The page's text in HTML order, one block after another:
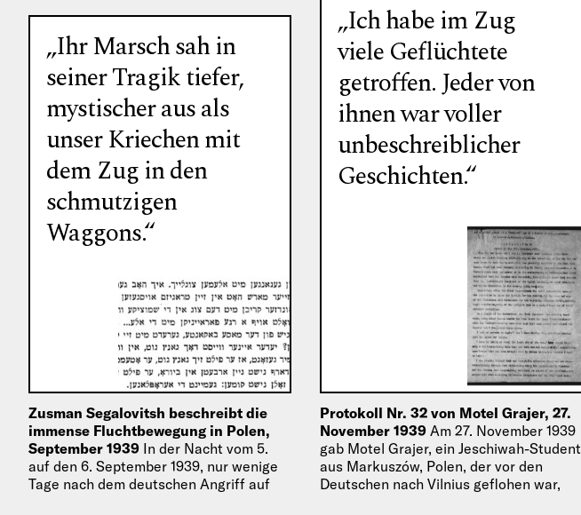
„Ihr Marsch sah in
seiner Tragik tiefer,
mystischer aus als
unser Kriechen mit
dem Zug in den
schmutzigen
Waggons.“
Zusman Segalovitsh beschreibt die
immense Fluchtbewegung in Polen,
September 1939 In der Nacht vom 5.
auf den 6. September 1939, nur wenige
Tage nach dem deutschen Angriff auf
„Ich habe im Zug
viele Geflüchtete
getroffen. Jeder von
ihnen war voller
unbeschreiblicher
Geschichten.“
Protokoll Nr. 32 von Motel Grajer, 27.
November 1939 Am 27. November 1939
gab Motel Grajer, ein Jeschiwah-Student
aus Markuszów, Polen, der vor den
Deutschen nach Vilnius geflohen war,